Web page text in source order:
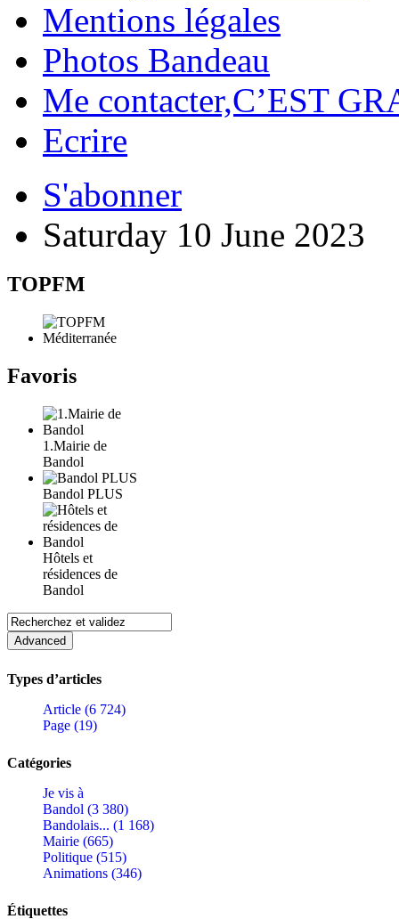
Mentions légales
Photos Bandeau
Me contacter,C’EST
Ecrire
S'abonner
Saturday 10 June 2023
TOPFM
Favoris
1.Mairie de
Bandol
Bandol PLUS
Hôtels et
résidences de
Bandol
Types d’articles
Article (6 724)
Page (19)
Catégories
Je vis à
Bandol (3 380)
Bandolais... (1 168)
Mairie (665)
Politique (515)
Animations (346)
Étiquettes